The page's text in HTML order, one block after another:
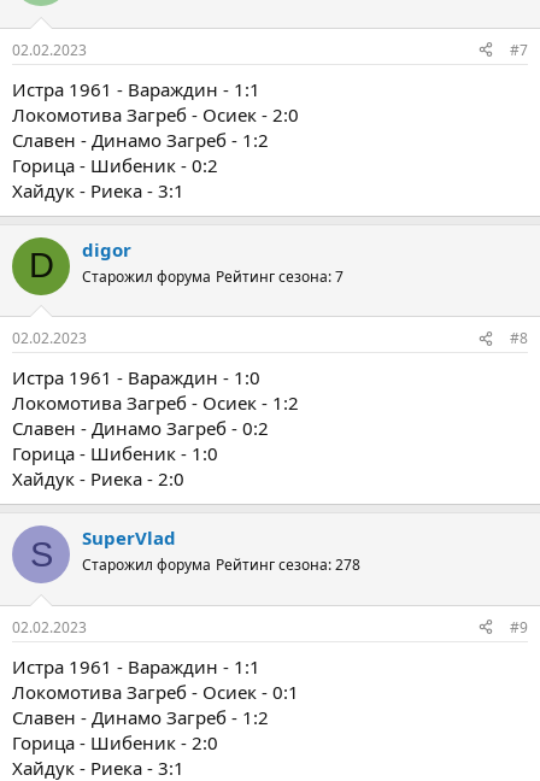
02.02.2023 #7
Истра 1961 - Вараждин - 1:1
Локомотива Загреб - Осиек - 2:0
Славен - Динамо Загреб - 1:2
Горица - Шибеник - 0:2
Хайдук - Риека - 3:1
D digor
Старожил форума Рейтинг сезона: 7
02.02.2023 #8
Истра 1961 - Вараждин - 1:0
Локомотива Загреб - Осиек - 1:2
Славен - Динамо Загреб - 0:2
Горица - Шибеник - 1:0
Хайдук - Риека - 2:0
S SuperVlad
Старожил форума Рейтинг сезона: 278
02.02.2023 #9
Истра 1961 - Вараждин - 1:1
Локомотива Загреб - Осиек - 0:1
Славен - Динамо Загреб - 1:2
Горица - Шибеник - 2:0
Хайдук - Риека - 3:1